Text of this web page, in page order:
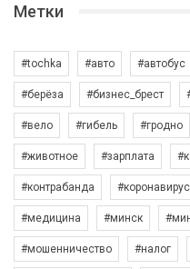
Метки
#tochka #авто #автобус
#берёза #бизнес_брест
#вело #гибель #гродно
#животное #зарплата
#контрабанда #коронавирус
#медицина #минск
#мошенничество #налог